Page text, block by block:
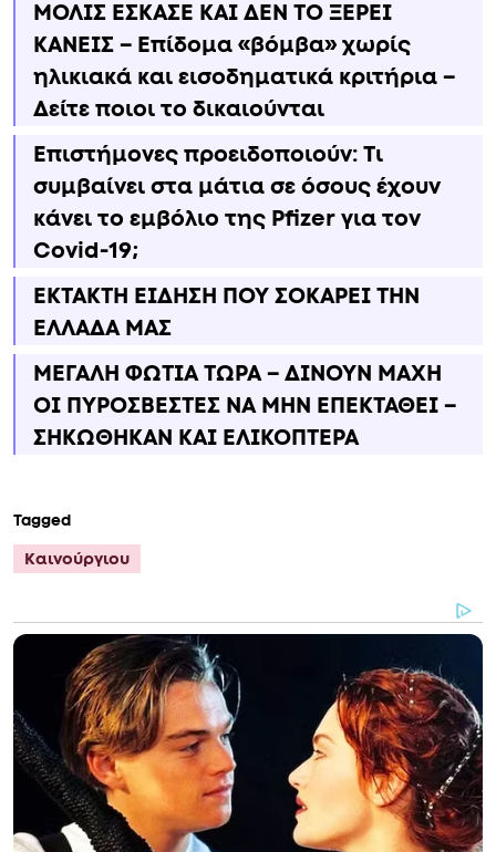
ΜΟΛΙΣ ΕΣΚΑΣΕ ΚΑΙ ΔΕΝ ΤΟ ΞΕΡΕΙ
ΚΑΝΕΙΣ – Επίδομα «βόμβα» χωρίς
ηλικιακά και εισοδηματικά κριτήρια –
Δείτε ποιοι το δικαιούνται
Επιστήμονες προειδοποιούν: Τι
συμβαίνει στα μάτια σε όσους έχουν
κάνει το εμβόλιο της Pfizer για τον
Covid-19;
ΕΚΤΑΚΤΗ ΕΙΔΗΣΗ ΠΟΥ ΣΟΚΑΡΕΙ ΤΗΝ
ΕΛΛΑΔΑ ΜΑΣ
ΜΕΓΑΛΗ ΦΩΤΙΑ ΤΩΡΑ – ΔΙΝΟΥΝ ΜΑΧΗ
ΟΙ ΠΥΡΟΣΒΕΣΤΕΣ ΝΑ ΜΗΝ ΕΠΕΚΤΑΘΕΙ –
ΣΗΚΩΘΗΚΑΝ ΚΑΙ ΕΛΙΚΟΠΤΕΡΑ
Tagged
Καινούργιου